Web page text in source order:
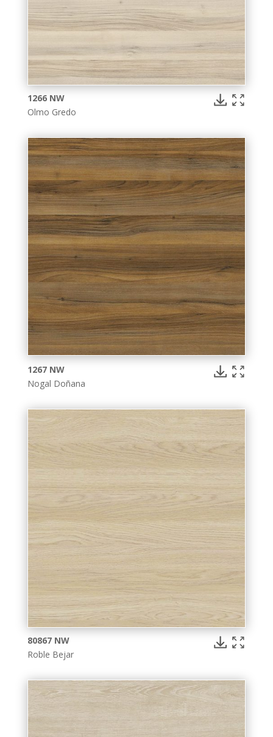
1266 NW
Olmo Gredo
1267 NW
Nogal Doñana
80867 NW
Roble Bejar